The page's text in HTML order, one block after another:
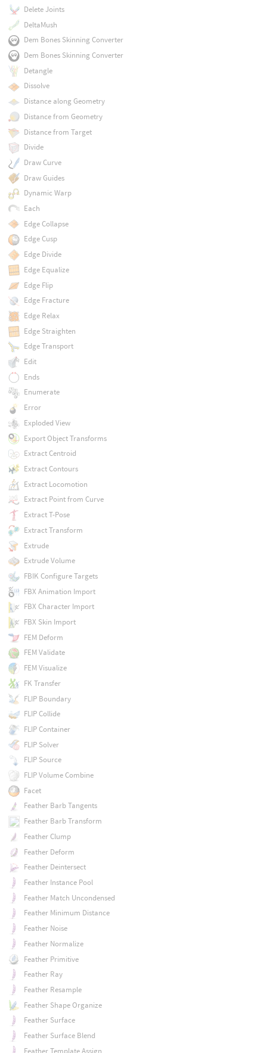
Delete Joints
DeltaMush
Dem Bones Skinning Converter
Dem Bones Skinning Converter
Detangle
Dissolve
Distance along Geometry
Distance from Geometry
Distance from Target
Divide
Draw Curve
Draw Guides
Dynamic Warp
Each
Edge Collapse
Edge Cusp
Edge Divide
Edge Equalize
Edge Flip
Edge Fracture
Edge Relax
Edge Straighten
Edge Transport
Edit
Ends
Enumerate
Error
Exploded View
Export Object Transforms
Extract Centroid
Extract Contours
Extract Locomotion
Extract Point from Curve
Extract T-Pose
Extract Transform
Extrude
Extrude Volume
FBIK Configure Targets
FBX Animation Import
FBX Character Import
FBX Skin Import
FEM Deform
FEM Validate
FEM Visualize
FK Transfer
FLIP Boundary
FLIP Collide
FLIP Container
FLIP Solver
FLIP Source
FLIP Volume Combine
Facet
Feather Barb Tangents
Feather Barb Transform
Feather Clump
Feather Deform
Feather Deintersect
Feather Instance Pool
Feather Match Uncondensed
Feather Minimum Distance
Feather Noise
Feather Normalize
Feather Primitive
Feather Ray
Feather Resample
Feather Shape Organize
Feather Surface
Feather Surface Blend
Feather Template Assign